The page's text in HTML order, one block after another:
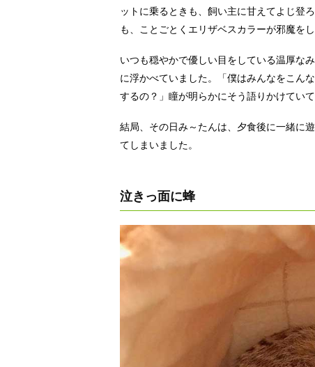
ットに乗るときも、飼い主に甘えてよじ登
も、ことごとくエリザベスカラーが邪魔を
いつも穏やかで優しい目をしている温厚な
に浮かべていました。「僕はみんなをこん
するの？」瞳が明らかにそう語りかけてい
結局、その日み～たんは、夕食後に一緒に
てしまいました。
泣きっ面に蜂